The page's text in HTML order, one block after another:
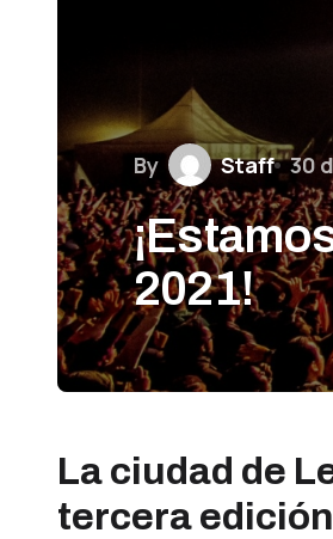
By Staff 30
2021!
La ciudad de
tercera